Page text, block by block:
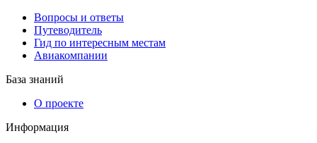
Вопросы и ответы
Путеводитель
Гид по интересным местам
Авиакомпании
База знаний
О проекте
Информация